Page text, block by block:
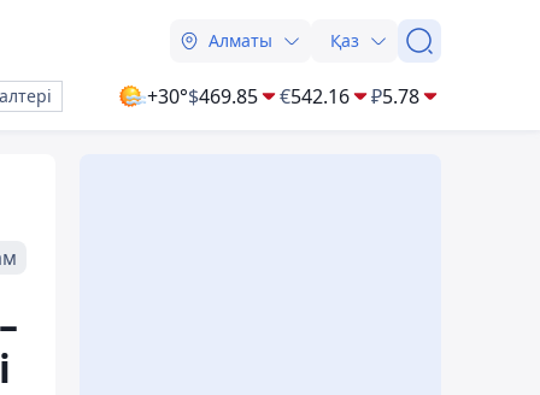
Алматы Қаз
+30°$469.85 €542.16 ₽5.78